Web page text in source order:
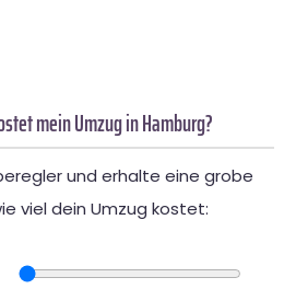
mein Umzug in Hamburg?
und erhalte eine grobe
viel dein Umzug kostet: